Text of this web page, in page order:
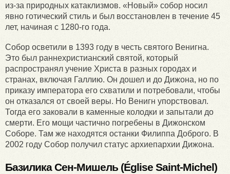
из-за природных катаклизмов. «Новый» собор носил
явно готический стиль и был восстановлен в течение 45
лет, начиная с 1280-го года.
Собор осветили в 1393 году в честь святого Венигна.
Это был раннехристианский святой, который
распространял учение Христа в разных городах и
странах, включая Галлию. Он дошел и до Дижона, но по
приказу императора его схватили и потребовали, чтобы
он отказался от своей веры. Но Венигн упорствовал.
Тогда его заковали в каменные колодки и запытали до
смерти. Его мощи частично погребены в Дижонском
Соборе. Там же находятся останки Филиппа Доброго. В
2002 году Собор получил статус архиепархии Дижона.
БазиликаСен-Мишель (Église Saint-Michel)